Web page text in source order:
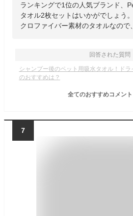
ランキングで1位の人気ブランド、
タオル2枚セットはいかがでしょう
クロファイバー素材のタオルなので
回答された質問
シャンプー後のペット用吸水タオル！ド
のおすすめは？
全てのおすすめコメント
7